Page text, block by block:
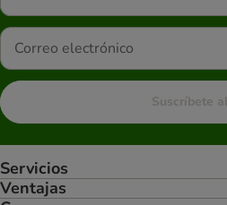
Suscríbete
Servicios
Ventajas